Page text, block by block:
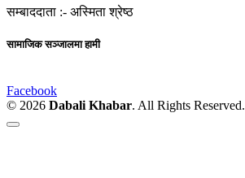
सम्बाददाता :- अस्मिता श्रेष्ठ
सामाजिक सञ्जालमा हामी
Facebook
© 2026 Dabali Khabar. All Rights Reserved.